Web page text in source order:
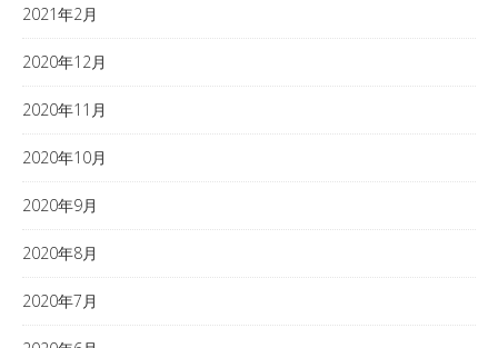
2021年2月
2020年12月
2020年11月
2020年10月
2020年9月
2020年8月
2020年7月